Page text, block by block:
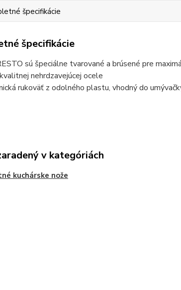
špecifikácie
špecifikácie
sú špeciálne tvarované a brúsené pre
nehrdzavejúcej ocele
rukoväť z odolného plastu, vhodný do
v kategóriách
kuchárske nože